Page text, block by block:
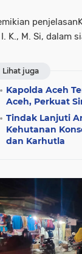
I. K., M. Si, dalam
Lihat juga
Kapolda Aceh
Aceh, Perkuat
Tindak Lanjuti
Kehutanan
dan Karhutla